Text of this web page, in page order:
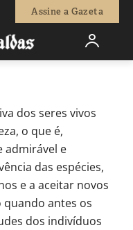
Assine a Gazeta
dos seres vivos
o que é,
admirável e
das espécies,
e a aceitar novos
antes os
dos indivíduos